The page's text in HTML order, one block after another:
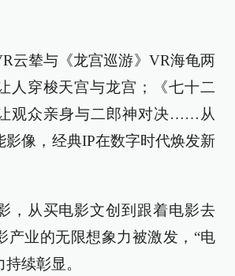
云辇与《龙宫巡游》VR海龟两
人穿梭天宫与龙宫；《七十二
观众亲身与二郎神对决……从
影像，经典IP在数字时代焕发新
，从买电影文创到跟着电影去
产业的无限想象力被激发，“电
续彰显。